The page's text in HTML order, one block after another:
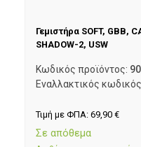
Γεμιστήρα SOFT, GBB,
SHADOW-2, USW
Κωδικός προϊόντος:
Εναλλακτικός
Τιμή με ΦΠΑ: 69,90 €
Σε απόθεμα